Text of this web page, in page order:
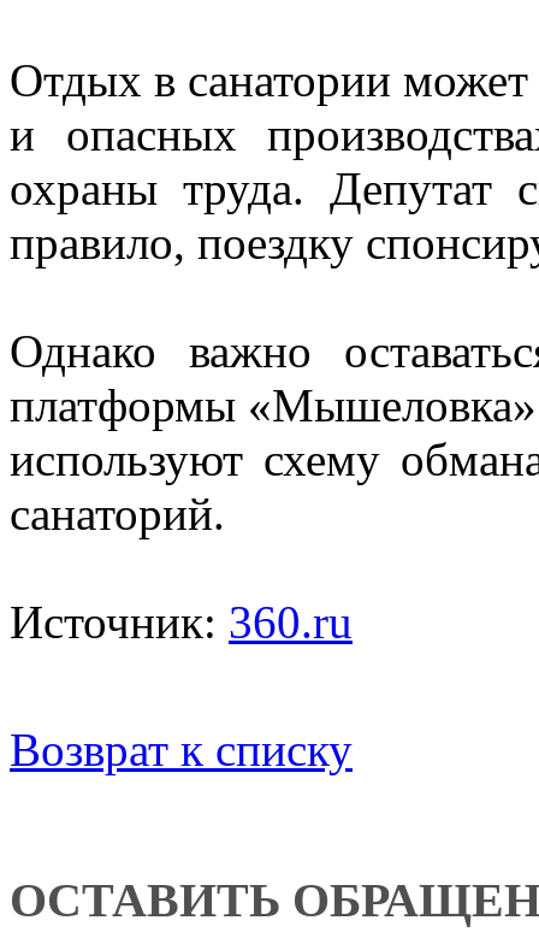
Отдых в санатории
и опасных
охраны труда. Депутат
правило, поездку
Однако важно
платформы
используют схему
санаторий.
Источник: 360.ru
Возврат к списку
ОСТАВИТЬ